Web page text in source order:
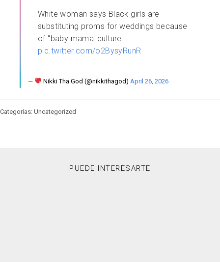
White woman says Black girls are
substituting proms for weddings because
of "baby mama' culture.
pic.twitter.com/o2BysyRunR
— Nikki Tha God (@nikkithagod) April 26, 2026
Categorías: Uncategorized
PUEDE INTERESARTE